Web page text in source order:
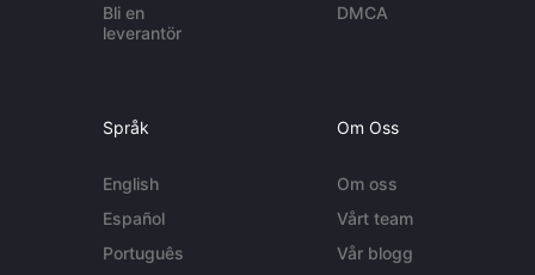
Bli en
leverantör
DMCA
Språk
English
Español
Português
Om Oss
Om oss
Vårt team
Vår blogg